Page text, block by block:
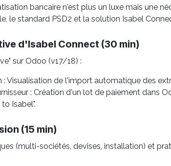
bancaire n'est plus un luxe mais une
le standard PSD2 et la solution Isabel
d'Isabel Connect (30 min)
sur Odoo (v17/18) :
: Visualisation de l'import automatique des
: Création d'un lot de paiement dans
Isabel".
(15 min)
(multi-sociétés, devises, installation) et